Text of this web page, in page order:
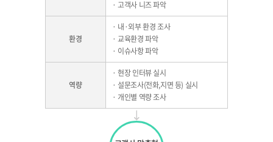
· 고객사 니즈 파악
환경
· 내·외부 환경 조사
· 교육환경 파악
· 이슈사항 파악
역량
· 현장 인터뷰 실시
· 설문조사(전화,지면 등) 실시
· 개인별 역량 조사